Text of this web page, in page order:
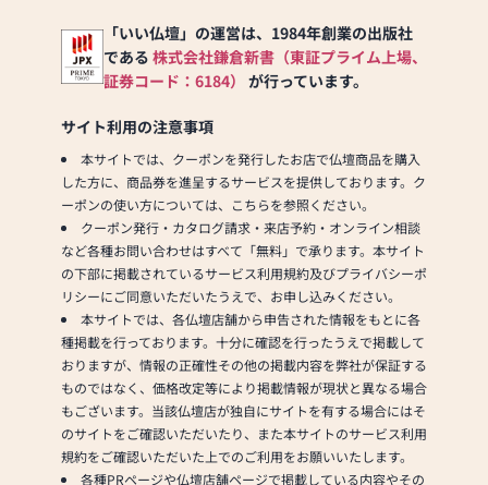
「いい仏壇」の運営は、1984年創業の出版社
である 株式会社鎌倉新書（東証プライム上場、
証券コード：6184） が行っています。
サイト利用の注意事項
本サイトでは、クーポンを発行したお店で仏壇商品を購入
した方に、商品券を進呈するサービスを提供しております。ク
ーポンの使い方については、こちらを参照ください。
クーポン発行・カタログ請求・来店予約・オンライン相談
など各種お問い合わせはすべて「無料」で承ります。本サイト
の下部に掲載されているサービス利用規約及びプライバシーポ
リシーにご同意いただいたうえで、お申し込みください。
本サイトでは、各仏壇店舗から申告された情報をもとに各
種掲載を行っております。十分に確認を行ったうえで掲載して
おりますが、情報の正確性その他の掲載内容を弊社が保証する
ものではなく、価格改定等により掲載情報が現状と異なる場合
もございます。当該仏壇店が独自にサイトを有する場合にはそ
のサイトをご確認いただいたり、また本サイトのサービス利用
規約をご確認いただいた上でのご利用をお願いいたします。
各種PRページや仏壇店舗ページで掲載している内容やその